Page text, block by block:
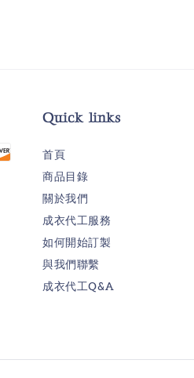
Quick links
首頁
商品目錄
關於我們
成衣代工服務
如何開始訂製
與我們聯繫
成衣代工Q&A